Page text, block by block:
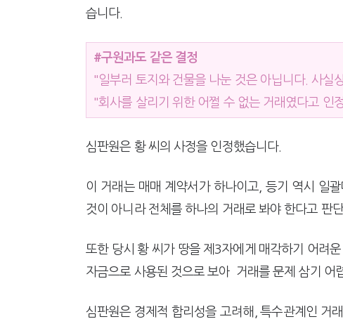
습니다.
#구원과도 같은 결정
"일부러 토지와 건물을 나눈 것은 아닙니다. 사실
"회사를 살리기 위한 어쩔 수 없는 거래였다고 인
심판원은 황 씨의 사정을 인정했습니다.
이 거래는 매매 계약서가 하나이고, 등기 역시 일
것이 아니라 전체를 하나의 거래로 봐야 한다고 판
또한 당시 황 씨가 땅을 제3자에게 매각하기 어려
자금으로 사용된 것으로 보아 거래를 문제 삼기 어
심판원은 경제적 합리성을 고려해, 특수관계인 거